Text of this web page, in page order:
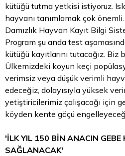
kütüğü tutma yetkisi istiyoruz.
hayvanı tanımlamak çok
Damızlık Hayvan Kayıt Bilgi
Program şu anda test
kütüğü kayıtlarını tutacağız.
Ülkemizdeki koyun keçi
verimsiz veya düşük verimli
edeceğiz, dolayısıyla yüksek
yetiştiricilerimiz çalışacağı için
köyden kente göçü
'İLK YIL 150 BİN ANACIN GEBE
SAĞLANACAK'